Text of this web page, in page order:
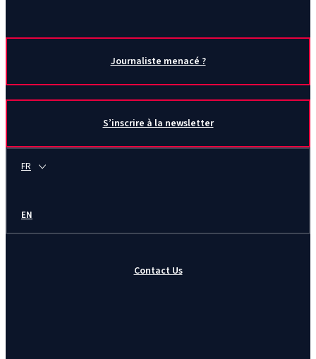
Journaliste menacé ?
S’inscrire à la newsletter
FR
EN
Contact Us